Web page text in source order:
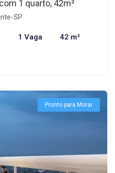
1 quarto, 42m²
SP
1 Vaga 42 m²
Pronto para Morar